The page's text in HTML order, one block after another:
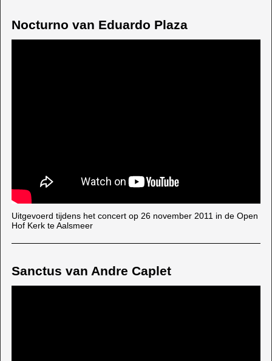
Nocturno van Eduardo Plaza
Uitgevoerd tijdens het concert op 26 november 2011 in de Open
Hof Kerk te Aalsmeer
Sanctus van Andre Caplet